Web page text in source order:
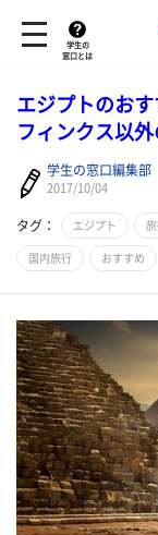
学生の
窓口とは
エジプトのお
フィンクス以
学生の窓口編集部
2017/10/04
タグ： エジプト 旅
国内旅行 おすすめ